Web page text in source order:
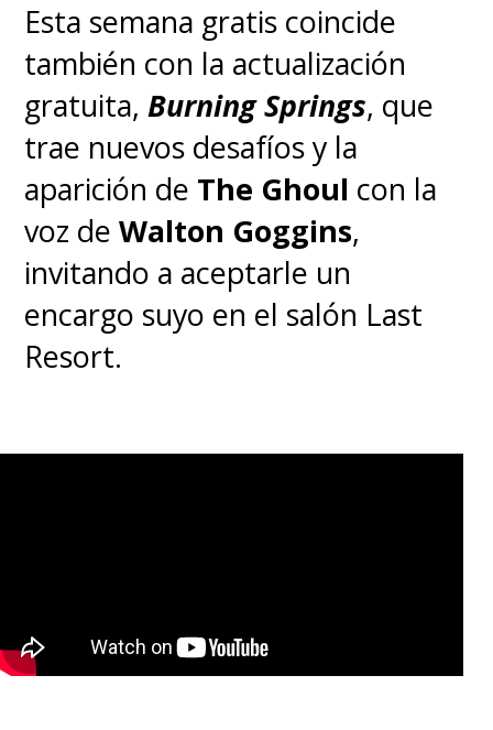
Esta semana gratis coincide
también con la actualización
gratuita,Burning Springs, que
trae nuevos desafíos y la
aparición de The Ghoul con la
voz de Walton Goggins,
invitando a aceptarle un
encargo suyo en el salón Last
Resort.